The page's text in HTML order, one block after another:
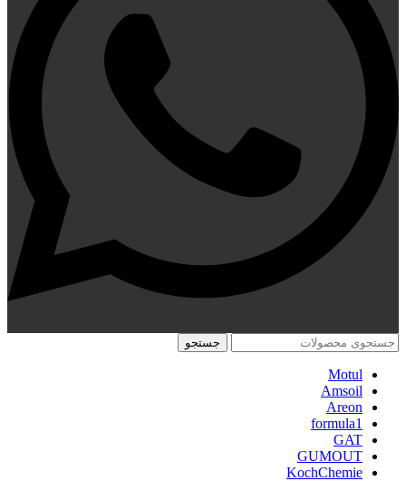
جستجو
Motul
Amsoil
Areon
formula1
GAT
GUMOUT
KochChemie